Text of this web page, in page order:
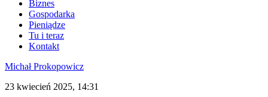
Biznes
Gospodarka
Pieniądze
Tu i teraz
Kontakt
Michał Prokopowicz
23 kwiecień 2025, 14:31